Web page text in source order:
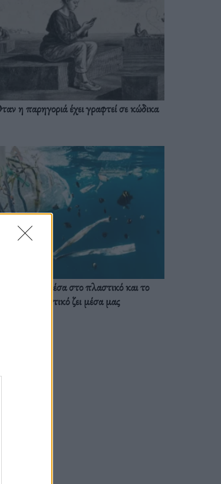
η παρηγοριά έχει γραφτεί σε κώδικα
Ζούμε ήδη μέσα στο πλαστικό και το
πλαστικό ζει μέσα μας